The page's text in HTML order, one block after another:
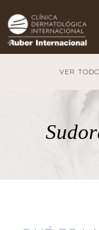
Main Navigation
VER TODO